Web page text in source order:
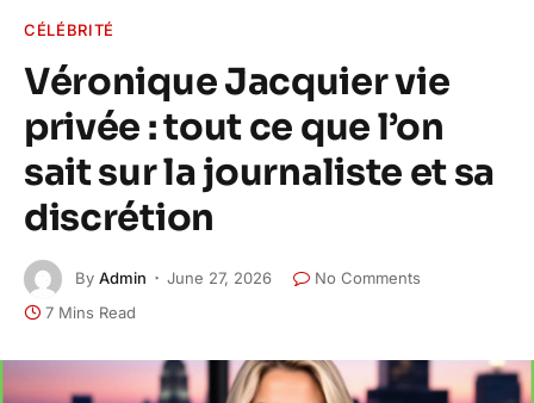
CÉLÉBRITÉ
Véronique Jacquier vie
privée : tout ce que l’on
sait sur la journaliste et sa
discrétion
By Admin June 27, 2026
No Comments
7 Mins Read